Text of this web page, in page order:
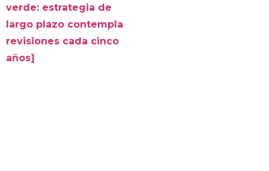
verde: estrategia de
largo plazo contempla
revisiones cada cinco
años]